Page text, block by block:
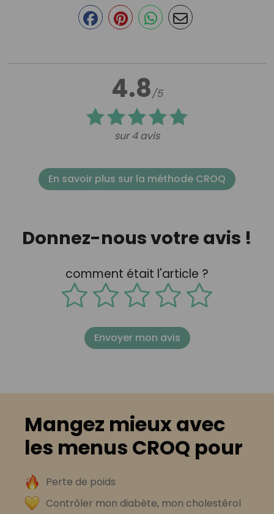
4.8/5
sur 4 avis
En savoir plus sur la méthode CROQ
Donnez-nous votre avis !
comment était l'article ?
Envoyer mon avis
Mangez mieux avec
les menus CROQ pour
Perte de poids
Contrôler mon diabète, mon cholestérol